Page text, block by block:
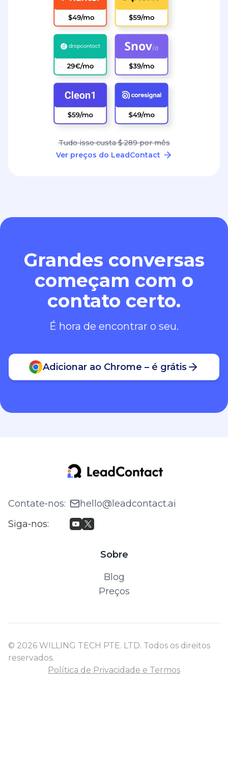
Tudo isso custa $ 289 por mês
Ver preços do LeadContact
Grandes conversas
começam com o
contato certo.
É hora de encontrar o seu.
Adicionar ao Chrome – é grátis
Contate‑nos:
hello@leadcontact.ai
Siga‑nos:
Sobre
Blog
Preços
© 2026 WILLING TECH PTE. LTD. Todos os direitos
reservados.
Política de Privacidade e Termos